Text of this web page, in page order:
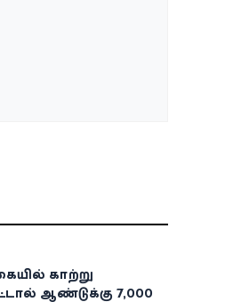
காற்று
ஆண்டுக்கு 7,000